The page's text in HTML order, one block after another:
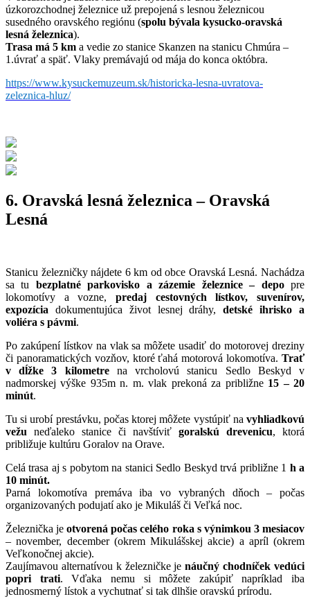
úzkorozchodnej železnice už prepojená s lesnou železnicou
susedného oravského regiónu (spolu bývala kysucko-oravská
lesná železnica).
Trasa má 5 km a vedie zo stanice Skanzen na stanicu Chmúra –
1.úvrať a späť. Vlaky premávajú od mája do konca októbra.
https://www.kysuckemuzeum.sk/historicka-lesna-uvratova-
zeleznica-hluz/
6. Oravská lesná železnica – Oravská
Lesná
Stanicu železničky nájdete 6 km od obce Oravská Lesná. Nachádza
sa tu bezplatné parkovisko a zázemie železnice – depopre
lokomotívy a vozne, predaj cestovných lístkov, suvenírov,
expozícia dokumentujúca život lesnej dráhy,detské ihrisko a
voliéra s pávmi.
Po zakúpení lístkov na vlak sa môžete usadiť do motorovej dreziny
či panoramatických vozňov, ktoré ťahá motorová lokomotíva. Trať
v dĺžke 3 kilometrena vrcholovú stanicu Sedlo Beskyd v
nadmorskej výške 935m n. m. vlak prekoná za približne15 – 20
minút.
Tu si urobí prestávku, počas ktorej môžete vystúpiť na vyhliadkovú
vežu neďaleko stanice či navštíviť goralskú drevenicu, ktorá
približuje kultúru Goralov na Orave.
Celá trasa aj s pobytom na stanici Sedlo Beskyd trvá približne 1 h a
10 minút.
Parná lokomotíva premáva iba vo vybraných dňoch – počas
organizovaných podujatí ako je Mikuláš či Veľká noc.
Železnička jeotvorená počas celého roka s výnimkou 3 mesiacov
– november, december (okrem Mikulášskej akcie) a apríl (okrem
Veľkonočnej akcie).
Zaujímavou alternatívou k železničke je náučný chodníček vedúci
popri trati. Vďaka nemu si môžete zakúpiť napríklad iba
jednosmerný lístok a vychutnať si tak dlhšie oravskú prírodu.